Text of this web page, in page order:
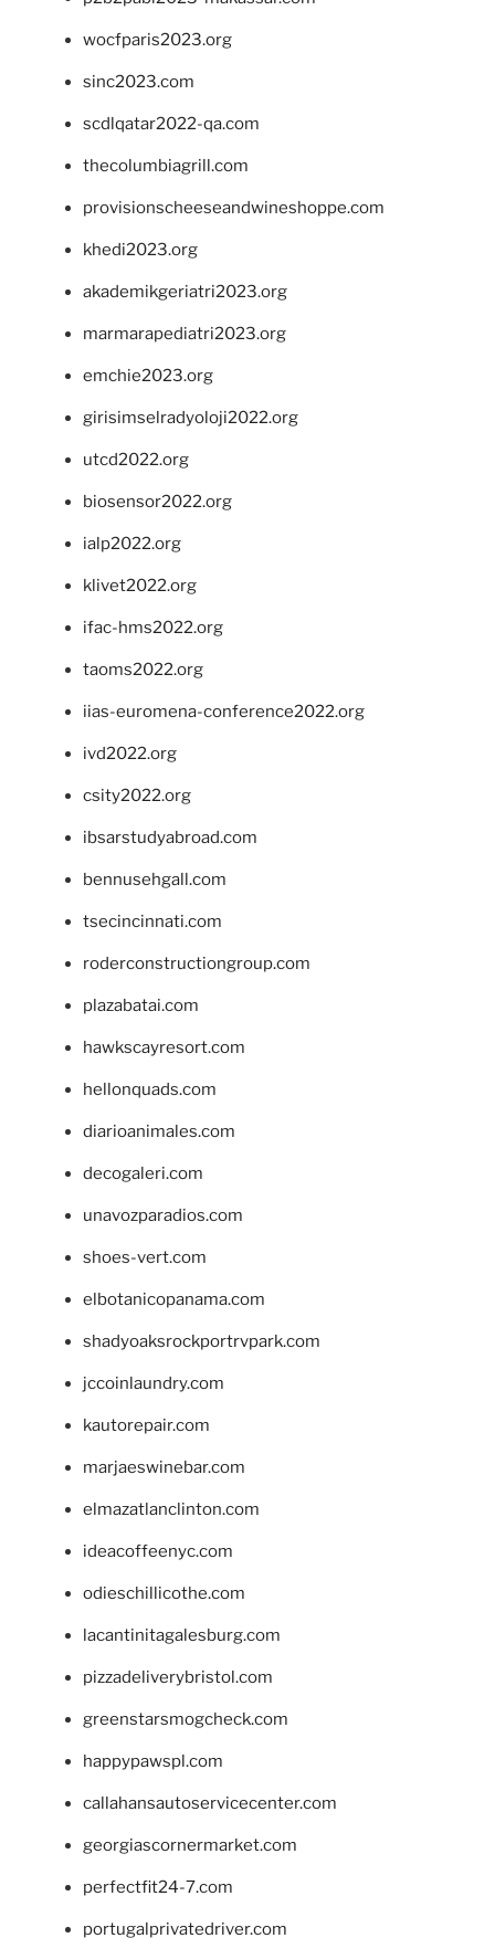
wocfparis2023.org
sinc2023.com
scdlqatar2022-qa.com
thecolumbiagrill.com
provisionscheeseandwineshoppe.com
khedi2023.org
akademikgeriatri2023.org
marmarapediatri2023.org
emchie2023.org
girisimselradyoloji2022.org
utcd2022.org
biosensor2022.org
ialp2022.org
klivet2022.org
ifac-hms2022.org
taoms2022.org
iias-euromena-conference2022.org
ivd2022.org
csity2022.org
ibsarstudyabroad.com
bennusehgall.com
tsecincinnati.com
roderconstructiongroup.com
plazabatai.com
hawkscayresort.com
hellonquads.com
diarioanimales.com
decogaleri.com
unavozparadios.com
shoes-vert.com
elbotanicopanama.com
shadyoaksrockportrvpark.com
jccoinlaundry.com
kautorepair.com
marjaeswinebar.com
elmazatlanclinton.com
ideacoffeenyc.com
odieschillicothe.com
lacantinitagalesburg.com
pizzadeliverybristol.com
greenstarsmogcheck.com
happypawspl.com
callahansautoservicecenter.com
georgiascornermarket.com
perfectfit24-7.com
portugalprivatedriver.com